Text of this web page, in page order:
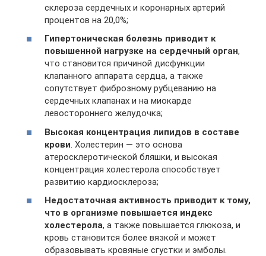
склероза сердечных и коронарных артерий
процентов на 20,0%;
Гипертоническая болезнь приводит к
повышенной нагрузке на сердечный орган,
что становится причиной дисфункции
клапанного аппарата сердца, а также
сопутствует фиброзному рубцеванию на
сердечных клапанах и на миокарде
левостороннего желудочка;
Высокая концентрация липидов в составе
крови . Холестерин — это основа
атеросклеротической бляшки, и высокая
концентрация холестерола способствует
развитию кардиосклероза;
Недостаточная активность приводит к тому,
что в организме повышается индекс
холестерола, а также повышается глюкоза, и
кровь становится более вязкой и может
образовывать кровяные сгустки и эмболы.